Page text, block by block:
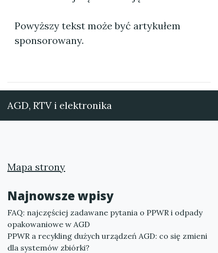
Powyższy tekst może być artykułem
sponsorowany.
AGD, RTV i elektronika
Mapa strony
Najnowsze wpisy
FAQ: najczęściej zadawane pytania o PPWR i odpady
opakowaniowe w AGD
PPWR a recykling dużych urządzeń AGD: co się zmieni
dla systemów zbiórki?